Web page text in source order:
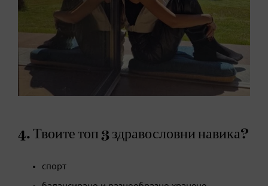
4. Твоите топ 3 здравословни навика?
спорт